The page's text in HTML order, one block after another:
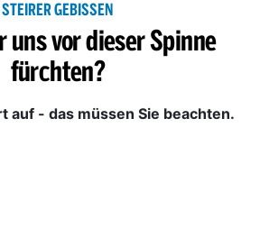
STEIRER GEBISSEN
uns vor dieser Spinne
fürchten?
auf - das müssen Sie beachten.